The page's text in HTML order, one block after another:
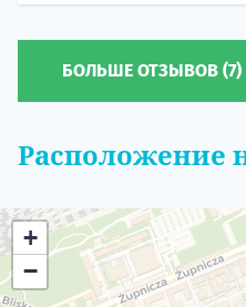
БОЛЬШЕ ОТЗЫВОВ (7)
Расположение
+
−